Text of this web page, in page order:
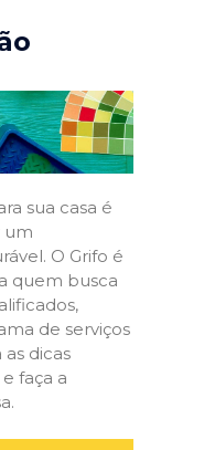
sua casa é
um
O Grifo é
quem busca
de serviços
dicas
faça a